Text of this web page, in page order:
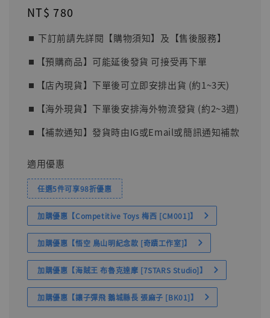
Regular
NT$ 780
⏹︎ 下訂前請先詳閱【購物須知】及【售後服務】
⏹︎【預購商品】可能延後發貨 可接受再下單
⏹︎【店內現貨】下單後可立即安排出貨 (約1~3天)
⏹︎【海外現貨】下單後安排海外物流發貨 (約2~3週)
⏹︎【補款通知】發貨時由IG或Email或簡訊通知補款
適用優惠
任選5件可享98折優惠
加購優惠【Competitive Toys 梅西 [CM001]】
加購優惠【悟空 鳥山明紀念款 [奇蹟工作室]】
加購優惠【海賊王 布魯克達摩 [7STARS Studio]】
加購優惠【讓子彈飛 鵝城縣長 張麻子 [BK01]】